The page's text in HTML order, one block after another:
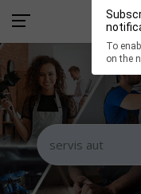
To
on the